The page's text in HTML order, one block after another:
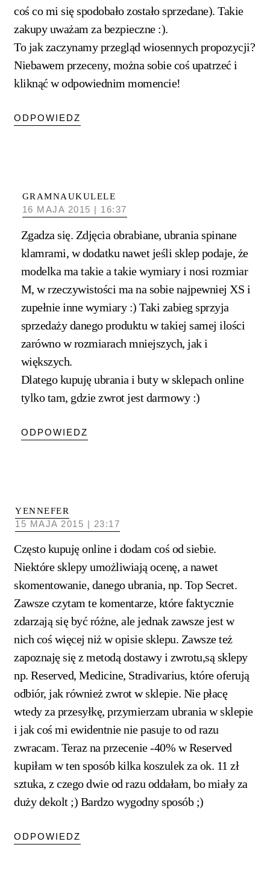
coś co mi się spodobało zostało sprzedane). Takie
zakupy uważam za bezpieczne :).
To jak zaczynamy przegląd wiosennych propozycji?
Niebawem przeceny, można sobie coś upatrzeć i
kliknąć w odpowiednim momencie!
ODPOWIEDZ
GRAMNAUKULELE
16 MAJA 2015 | 16:37
Zgadza się. Zdjęcia obrabiane, ubrania spinane
klamrami, w dodatku nawet jeśli sklep podaje, że
modelka ma takie a takie wymiary i nosi rozmiar
M, w rzeczywistości ma na sobie najpewniej XS i
zupełnie inne wymiary :) Taki zabieg sprzyja
sprzedaży danego produktu w takiej samej ilości
zarówno w rozmiarach mniejszych, jak i
większych.
Dlatego kupuję ubrania i buty w sklepach online
tylko tam, gdzie zwrot jest darmowy :)
ODPOWIEDZ
YENNEFER
15 MAJA 2015 | 23:17
Często kupuję online i dodam coś od siebie.
Niektóre sklepy umożliwiają ocenę, a nawet
skomentowanie, danego ubrania, np. Top Secret.
Zawsze czytam te komentarze, które faktycznie
zdarzają się być różne, ale jednak zawsze jest w
nich coś więcej niż w opisie sklepu. Zawsze też
zapoznaję się z metodą dostawy i zwrotu,są sklepy
np. Reserved, Medicine, Stradivarius, które oferują
odbiór, jak również zwrot w sklepie. Nie płacę
wtedy za przesyłkę, przymierzam ubrania w sklepie
i jak coś mi ewidentnie nie pasuje to od razu
zwracam. Teraz na przecenie -40% w Reserved
kupiłam w ten sposób kilka koszulek za ok. 11 zł
sztuka, z czego dwie od razu oddałam, bo miały za
duży dekolt ;) Bardzo wygodny sposób ;)
ODPOWIEDZ